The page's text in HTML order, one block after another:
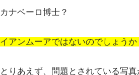
カナベーロ博士？
イアンムーアではないのでしょうか
とりあえず、問題とされている写